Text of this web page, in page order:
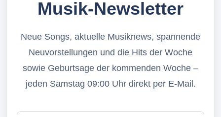
Musik-Newsletter
Neue Songs, aktuelle Musiknews, spannende
Neuvorstellungen und die Hits der Woche
sowie Geburtsage der kommenden Woche –
jeden Samstag 09:00 Uhr direkt per E-Mail.